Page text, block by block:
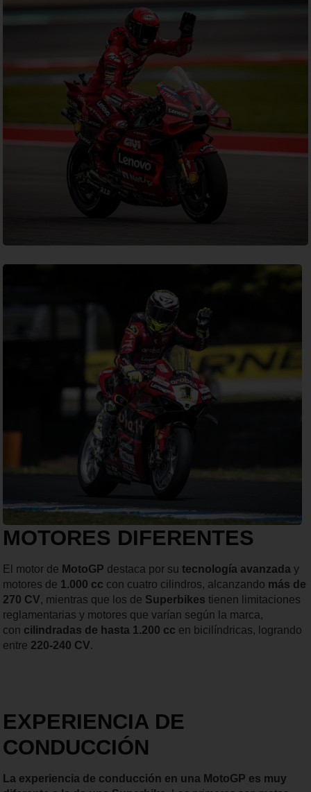
MOTORES DIFERENTES
El motor de MotoGP destaca por sutecnología avanzada y
motores de 1.000 cc con cuatro cilindros, alcanzando más de
270 CV, mientras que los de Superbikes tienen limitaciones
reglamentarias y motores que varían según la marca,
con cilindradas de hasta 1.200 cc en bicilíndricas, logrando
entre 220-240 CV.
EXPERIENCIA DE
CONDUCCIÓN
La experiencia de conducción en una MotoGP es muy